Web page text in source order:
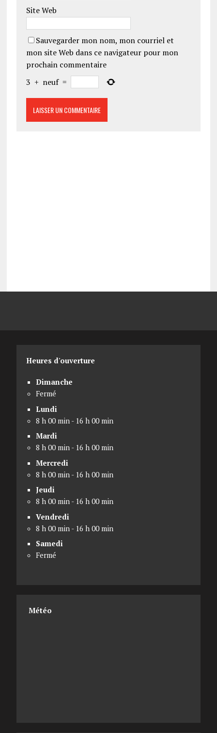
Site Web
Sauvegarder mon nom, mon courriel et
mon site Web dans ce navigateur pour mon
prochain commentaire
3 + neuf =
Heures d'ouverture
Dimanche
Fermé
Lundi
8 h 00 min - 16 h 00 min
Mardi
8 h 00 min - 16 h 00 min
Mercredi
8 h 00 min - 16 h 00 min
Jeudi
8 h 00 min - 16 h 00 min
Vendredi
8 h 00 min - 16 h 00 min
Samedi
Fermé
Météo